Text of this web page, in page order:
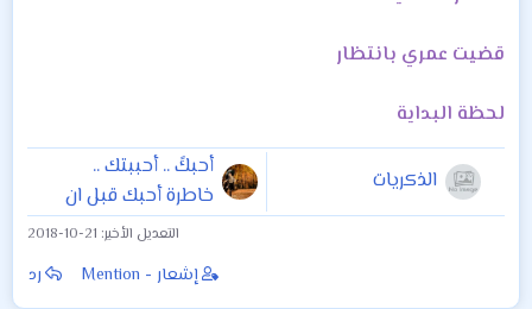
قضيت عمري بانتظار
لحظة البداية
الذكريات
أحبكً .. أحببتك ..
خاطرة أحبك قبل ان
تراك العيون
التعديل الأخير: 2018-10-21
إشعار - Mention رد